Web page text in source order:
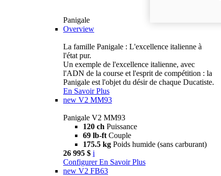
Panigale
Overview
La famille Panigale : L'excellence italienne à
l'état pur.
Un exemple de l'excellence italienne, avec
l'ADN de la course et l'esprit de compétition : la
Panigale est l'objet du désir de chaque Ducatiste.
En Savoir Plus
new V2 MM93
Panigale V2 MM93
120 ch Puissance
69 lb-ft Couple
175.5 kg Poids humide (sans carburant)
26 995 $ i
Configurer En Savoir Plus
new V2 FB63